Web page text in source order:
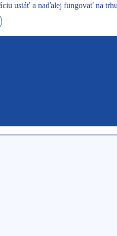
ustáť a naďalej fungovať na